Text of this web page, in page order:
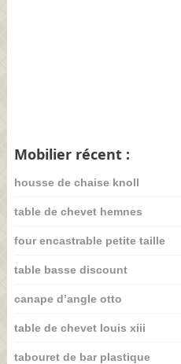
Mobilier récent :
housse de chaise knoll
table de chevet hemnes
four encastrable petite taille
table basse discount
canape d’angle otto
table de chevet louis xiii
tabouret de bar plastique